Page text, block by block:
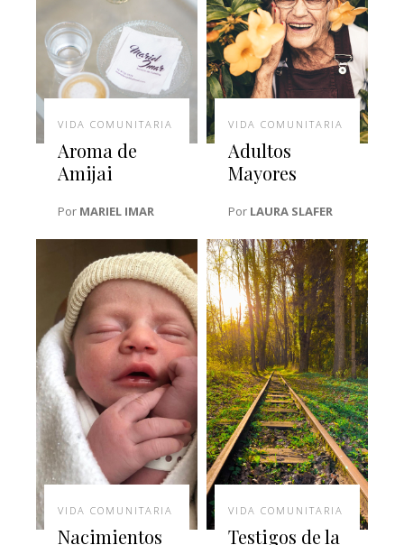
VIDA COMUNITARIA
Aroma de
Amijai
Por MARIEL IMAR
VIDA COMUNITARIA
Adultos
Mayores
Por LAURA SLAFER
VIDA COMUNITARIA
Nacimientos
VIDA COMUNITARIA
Testigos de la